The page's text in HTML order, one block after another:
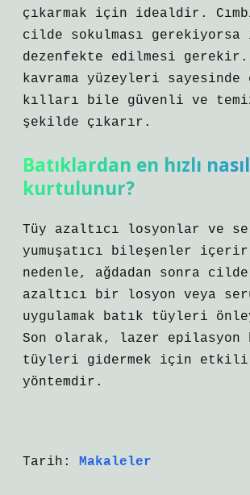
çıkarmak için idealdir.
cilde sokulması
dezenfekte edilmesi gerekir.
kavrama yüzeyleri sayesinde
kılları bile güvenli ve
şekilde çıkarır.
Batıklardan en hızlı nasıl
kurtulunur?
Tüy azaltıcı losyonlar ve
yumuşatıcı bileşenler
nedenle, ağdadan sonra
azaltıcı bir losyon veya
uygulamak batık tüyleri
Son olarak, lazer epilasyon
tüyleri gidermek için
yöntemdir.
Tarih: Makaleler